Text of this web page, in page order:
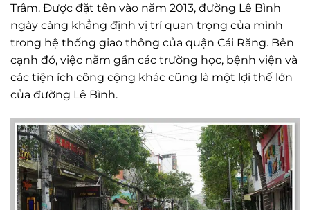
Trâm. Được đặt tên vào năm 2013, đường Lê Bình
ngày càng khẳng định vị trí quan trọng của mình
trong hệ thống giao thông của quận Cái Răng. Bên
cạnh đó, việc nằm gần các trường học, bệnh viện và
các tiện ích công cộng khác cũng là một lợi thế lớn
của đường Lê Bình.